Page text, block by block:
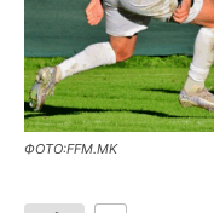
ФОТО:FFM.MK